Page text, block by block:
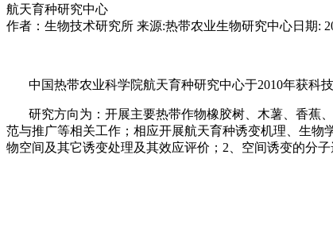
航天育种研究中心
作者：生物技术研究所 来源:热带农业生物研究中心日期:
中国热带农业科学院航天育种研究中心于2010年获科
研究方向为：开展主要热带作物橡胶树、木薯、香蕉
范与推广等相关工作；相应开展航天育种诱变机理、生
物空间及其它诱变处理及其效应评价；2、空间诱变的分